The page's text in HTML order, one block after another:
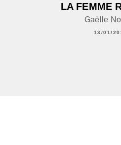
LA FEMME
Gaëlle
13/01/